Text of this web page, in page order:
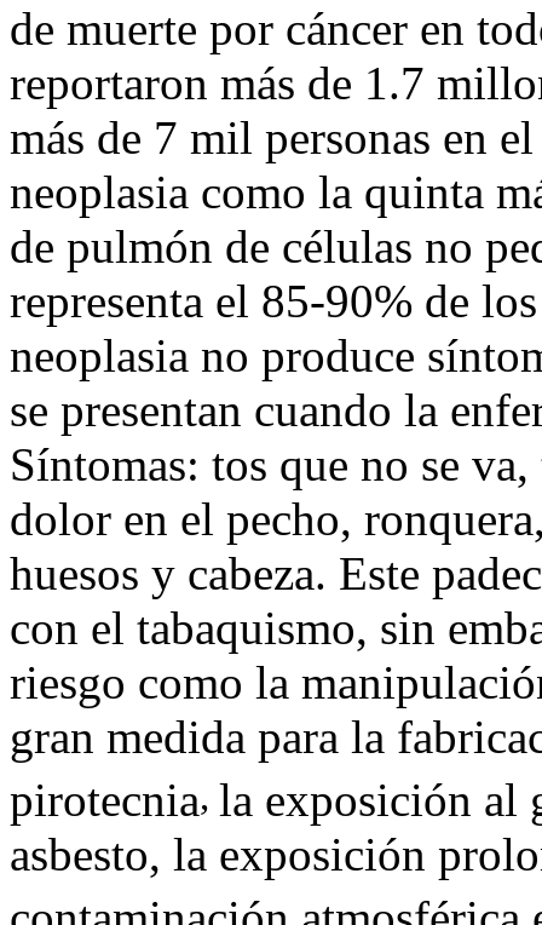
de muerte por cáncer en
reportaron más de 1.7
más de 7 mil personas en
neoplasia como la quinta
de pulmón de células no
representa el 85-90% de
neoplasia no produce
se presentan cuando la
Síntomas: tos que no se
dolor en el pecho,
huesos y cabeza. Este
con el tabaquismo, sin
riesgo como la
gran medida para la
pirotecnia, la exposición al
asbesto, la exposición